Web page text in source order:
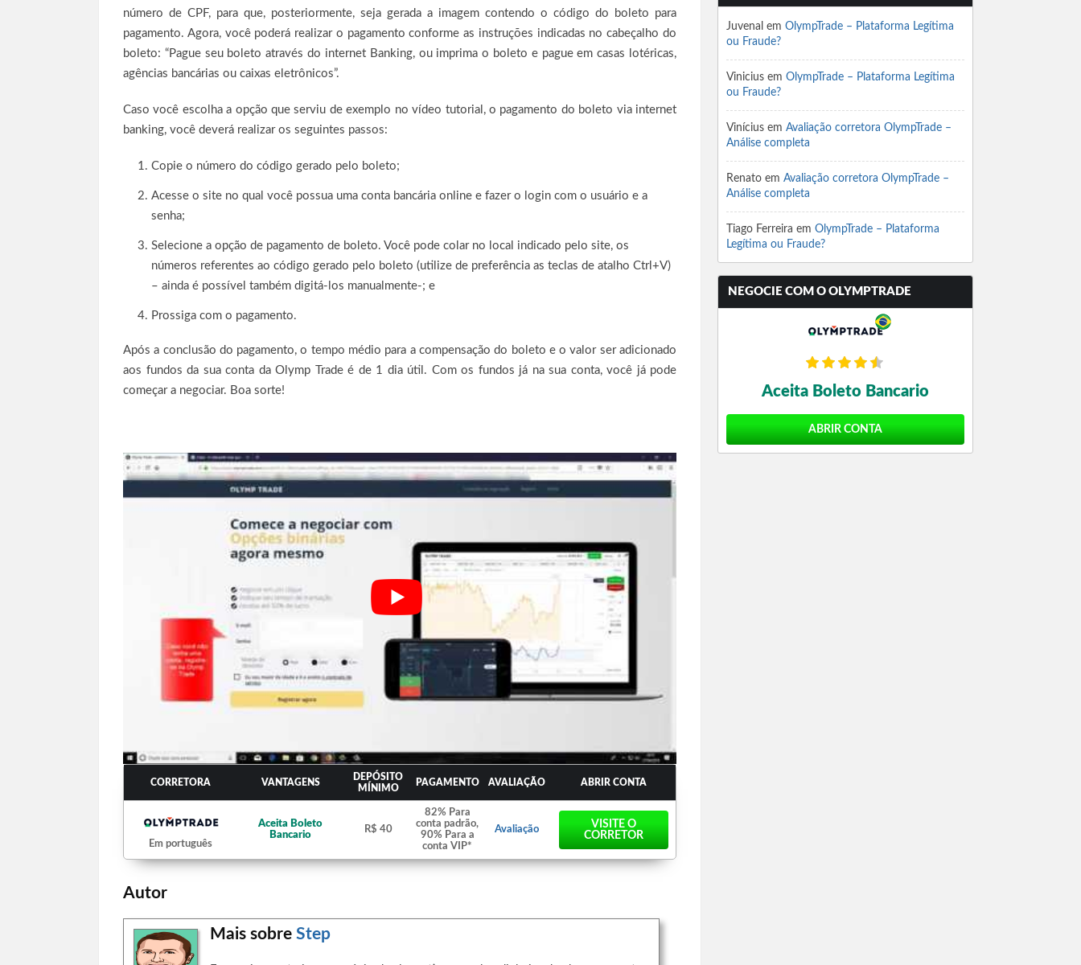
número de CPF, para que, posteriormente, seja gerada a imagem contendo o código do boleto para
pagamento. Agora, você poderá realizar o pagamento conforme as instruções indicadas no cabeçalho do
boleto: “Pague seu boleto através do internet Banking, ou imprima o boleto e pague em casas lotéricas,
agências bancárias ou caixas eletrônicos”.
Caso você escolha a opção que serviu de exemplo no vídeo tutorial, o pagamento do boleto via internet
banking, você deverá realizar os seguintes passos:
Copie o número do código gerado pelo boleto;
Acesse o site no qual você possua uma conta bancária online e fazer o login com o usuário e a
senha;
Selecione a opção de pagamento de boleto. Você pode colar no local indicado pelo site, os
números referentes ao código gerado pelo boleto (utilize de preferência as teclas de atalho Ctrl+V)
– ainda é possível também digitá-los manualmente-; e
Prossiga com o pagamento.
Após a conclusão do pagamento, o tempo médio para a compensação do boleto e o valor ser adicionado
aos fundos da sua conta da Olymp Trade é de 1 dia útil. Com os fundos já na sua conta, você já pode
começar a negociar. Boa sorte!
CORRETORA VANTAGENS
DEPÓSITO
MÍNIMO
PAGAMENTO AVALIAÇÃO ABRIR CONTA
Em português
Aceita Boleto
Bancario
R$ 40
82% Para
conta padrão,
90% Para a
conta VIP*
Avaliação
VISITE O
CORRETOR
Autor
Mais sobre Step
Juvenal em OlympTrade – Plataforma Legítima
ou Fraude?
Vinicius em OlympTrade – Plataforma Legítima
ou Fraude?
Vinícius em Avaliação corretora OlympTrade –
Análise completa
Renato em Avaliação corretora OlympTrade –
Análise completa
Tiago Ferreira em OlympTrade – Plataforma
Legítima ou Fraude?
NEGOCIE COM O OLYMPTRADE
Aceita Boleto Bancario
ABRIR CONTA